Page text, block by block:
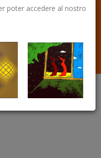
poter accedere al nostro